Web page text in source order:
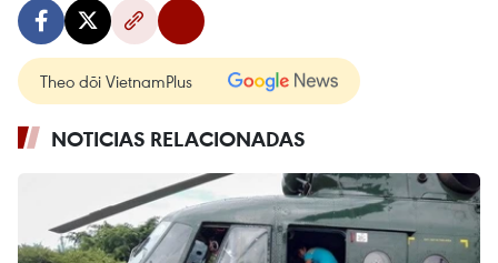
Theo dõi VietnamPlus
NOTICIAS RELACIONADAS